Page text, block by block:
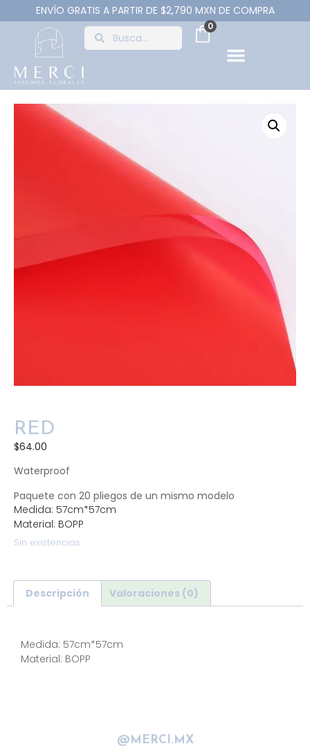
ENVÍO GRATIS A PARTIR DE $2,790 MXN DE COMPRA
0
RED
$64.00
Waterproof
Paquete con 20 pliegos de un mismo modelo
Medida: 57cm*57cm
Material: BOPP
Sin existencias
Descripción Valoraciones (0)
Medida: 57cm*57cm
Material: BOPP
@MERCI.MX